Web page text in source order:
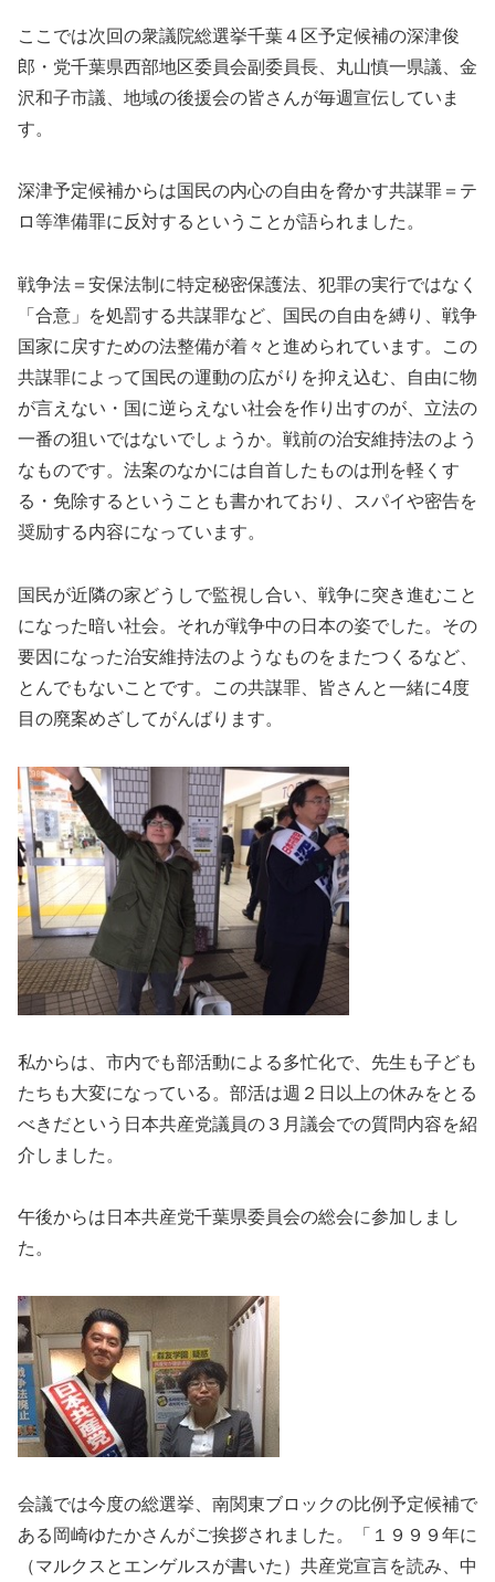
ここでは次回の衆議院総選挙千葉４区予定候補の深津俊
郎・党千葉県西部地区委員会副委員長、丸山慎一県議、金
沢和子市議、地域の後援会の皆さんが毎週宣伝していま
す。
深津予定候補からは国民の内心の自由を脅かす共謀罪＝テ
ロ等準備罪に反対するということが語られました。
戦争法＝安保法制に特定秘密保護法、犯罪の実行ではなく
「合意」を処罰する共謀罪など、国民の自由を縛り、戦争
国家に戻すための法整備が着々と進められています。この
共謀罪によって国民の運動の広がりを抑え込む、自由に物
が言えない・国に逆らえない社会を作り出すのが、立法の
一番の狙いではないでしょうか。戦前の治安維持法のよう
なものです。法案のなかには自首したものは刑を軽くす
る・免除するということも書かれており、スパイや密告を
奨励する内容になっています。
国民が近隣の家どうしで監視し合い、戦争に突き進むこと
になった暗い社会。それが戦争中の日本の姿でした。その
要因になった治安維持法のようなものをまたつくるなど、
とんでもないことです。この共謀罪、皆さんと一緒に4度
目の廃案めざしてがんばります。
私からは、市内でも部活動による多忙化で、先生も子ども
たちも大変になっている。部活は週２日以上の休みをとる
べきだという日本共産党議員の３月議会での質問内容を紹
介しました。
午後からは日本共産党千葉県委員会の総会に参加しまし
た。
会議では今度の総選挙、南関東ブロックの比例予定候補で
ある岡崎ゆたかさんがご挨拶されました。「１９９９年に
（マルクスとエンゲルスが書いた）共産党宣言を読み、中